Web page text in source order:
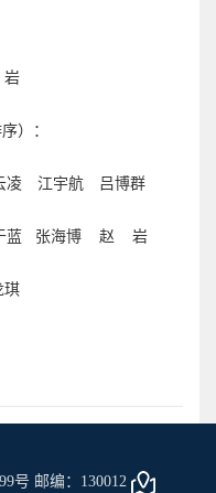
）：
凌 江宇航 吕博群
张海博 赵 岩
琪
号 邮编：130012